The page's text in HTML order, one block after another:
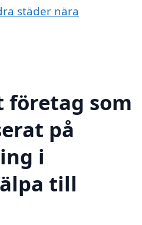
städer nära
företag som
på
i
till